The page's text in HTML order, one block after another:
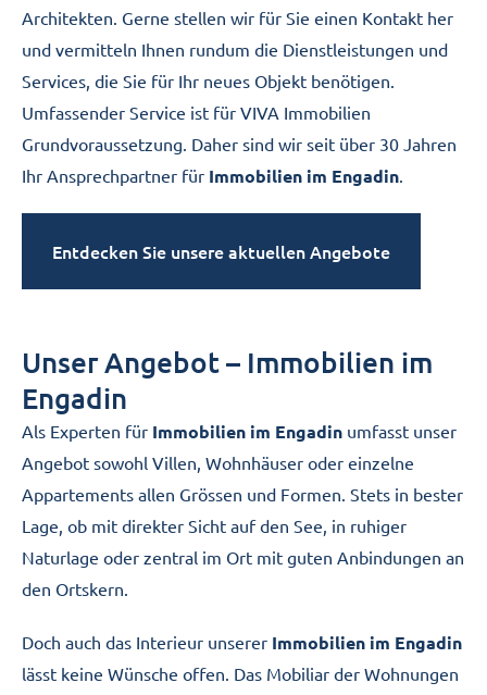
Architekten. Gerne stellen wir für Sie einen Kontakt her
und vermitteln Ihnen rundum die Dienstleistungen und
Services, die Sie für Ihr neues Objekt benötigen.
Umfassender Service ist für VIVA Immobilien
Grundvoraussetzung. Daher sind wir seit über 30 Jahren
Ihr Ansprechpartner für Immobilien im Engadin.
Entdecken Sie unsere aktuellen Angebote
Unser Angebot – Immobilien im
Engadin
Als Experten für Immobilien im Engadin umfasst unser
Angebot sowohl Villen, Wohnhäuser oder einzelne
Appartements allen Grössen und Formen. Stets in bester
Lage, ob mit direkter Sicht auf den See, in ruhiger
Naturlage oder zentral im Ort mit guten Anbindungen an
den Ortskern.
Doch auch das Interieur unserer Immobilien im Engadin
lässt keine Wünsche offen. Das Mobiliar der Wohnungen